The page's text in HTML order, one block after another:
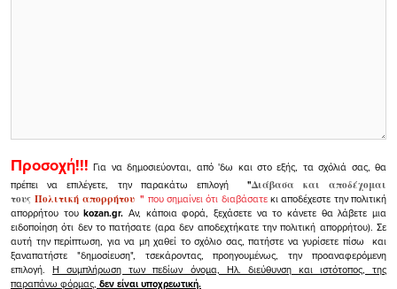
Προσοχή!!! Για να δημοσιεύονται, από 'δω και στο εξής, τα σχόλιά σας, θα
πρέπει να επιλέγετε, την παρακάτω επιλογή
"Διάβασα και αποδέχομαι
τουςΠολιτική απορρήτου" που σημαίνει ότι διαβάσατεκι αποδέχεστε την πολιτική
απορρήτου τουkozan.gr. Αν, κάποια φορά, ξεχάσετε να το κάνετε θα λάβετε μια
ειδοποίηση ότι δεν το πατήσατε (αρα δεν αποδεχτήκατε την πολιτική απορρήτου). Σε
αυτή την περίπτωση, για να μη χαθεί το σχόλιο σας, πατήστε να γυρίσετε πίσω και
ξαναπατήστε "δημοσίευση", τσεκάροντας, προηγουμένως, την προαναφερόμενη
επιλογή.Η συμπλήρωση των πεδίων όνομα, Ηλ. διεύθυνση και ιστότοπος, της
παραπάνω φόρμας, δεν είναι υποχρεωτική.